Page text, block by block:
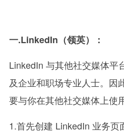
一.LinkedIn（领英）：
LinkedIn 与其他社交媒体平
及企业和职场专业人士。因
要与你在其他社交媒体上使
1.首先创建 LinkedIn 业务页